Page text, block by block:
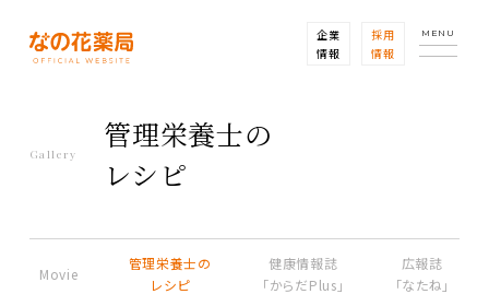
企業
情報
採用
情報
MENU
Gallery
管理栄養士の
レシピ
Movie
管理栄養士の
レシピ
健康情報誌
「からだPlus」
広報誌
「なたね」